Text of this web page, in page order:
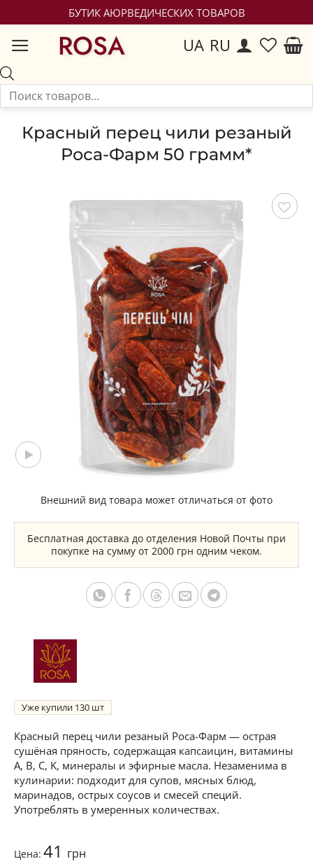
БУТИК АЮРВЕДИЧЕСКИХ ТОВАРОВ
ROSA UA RU
Красный перец чили резаный
Роса-Фарм 50 грамм*
Внешний вид товара может отличаться от фото
Бесплатная доставка до отделения Новой Почты при
покупке на сумму от 2000 грн одним чеком.
Уже купили 130
Красный перец чили резаный Роса-Фарм — острая
сушёная пряность, содержащая капсаицин, витамины
A, B, C, K, минералы и эфирные масла. Незаменима в
кулинарии: подходит для супов, мясных блюд,
маринадов, острых соусов и смесей специй.
Употреблять в умеренных количествах.
Цена: 41 грн